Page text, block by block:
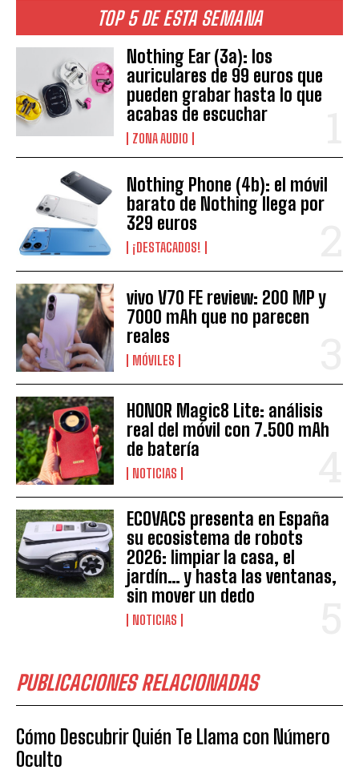
TOP 5 DE ESTA SEMANA
Nothing Ear (3a): los
auriculares de 99 euros que
pueden grabar hasta lo que
acabas de escuchar
ZONA AUDIO
Nothing Phone (4b): el móvil
barato de Nothing llega por
329 euros
¡DESTACADOS!
vivo V70 FE review: 200 MP y
7000 mAh que no parecen
reales
MÓVILES
HONOR Magic8 Lite: análisis
real del móvil con 7.500 mAh
de batería
NOTICIAS
ECOVACS presenta en España
su ecosistema de robots
2026: limpiar la casa, el
jardín… y hasta las ventanas,
sin mover un dedo
NOTICIAS
PUBLICACIONES RELACIONADAS
Cómo Descubrir Quién Te Llama con Número
Oculto